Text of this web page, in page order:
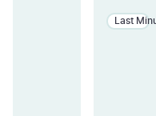
Last